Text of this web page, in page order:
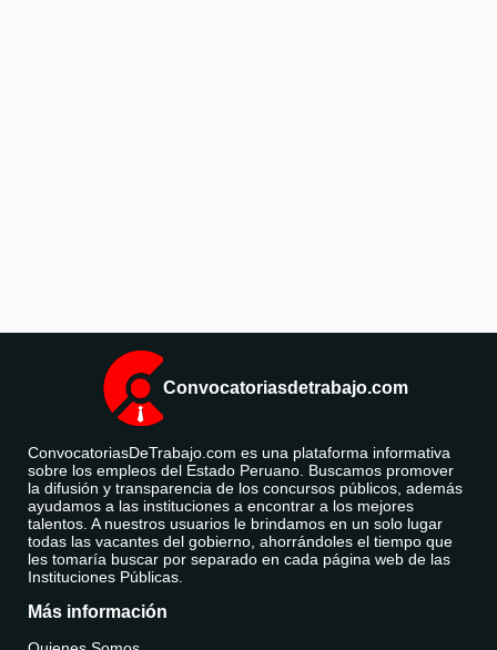
Convocatoriasdetrabajo.com
ConvocatoriasDeTrabajo.com es una plataforma informativa
sobre los empleos del Estado Peruano. Buscamos promover
la difusión y transparencia de los concursos públicos, además
ayudamos a las instituciones a encontrar a los mejores
talentos. A nuestros usuarios le brindamos en un solo lugar
todas las vacantes del gobierno, ahorrándoles el tiempo que
les tomaría buscar por separado en cada página web de las
Instituciones Públicas.
Más información